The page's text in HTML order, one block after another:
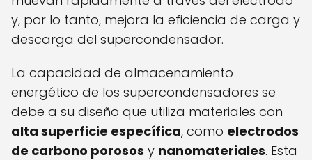
y, por lo tanto, mejora la eficiencia de carga y
descarga del supercondensador.
La capacidad de almacenamiento
energético de los supercondensadores se
debe a su diseño que utiliza materiales con
alta superficie específica, como electrodos
de carbono porosos y nanomateriales. Esta